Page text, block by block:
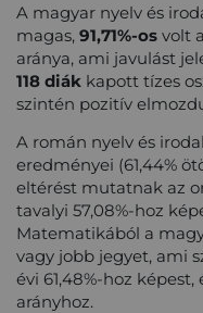
A magyar nyelv és
magas, 91,71%-os volt
aránya, ami javulást
118 diák kapott tízes
szintén pozitív
A román nyelv és
eredményei (61,44%
eltérést mutatnak az
tavalyi 57,08%-hoz
Matematikából a
vagy jobb jegyet, ami
évi 61,48%-hoz képest,
arányhoz.